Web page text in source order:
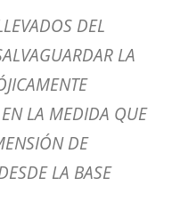
DEL
LA
LA MEDIDA QUE
DE
LA BASE